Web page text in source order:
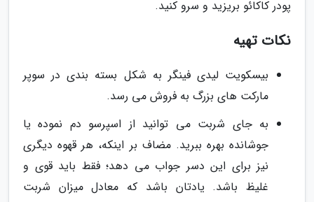
پودر کاکائو بریزید و سرو کنید.
نکات تهیه
بیسکویت لیدی فینگر به شکل بسته بندی در سوپر
مارکت های بزرگ به فروش می رسد.
به جای شربت می توانید از اسپرسو دم نموده یا
جوشانده بهره ببرید. مضاف بر اینکه، هر قهوه دیگری
نیز برای این دسر جواب می دهد؛ فقط باید قوی و
غلیظ باشد. یادتان باشد که معادل میزان شربت